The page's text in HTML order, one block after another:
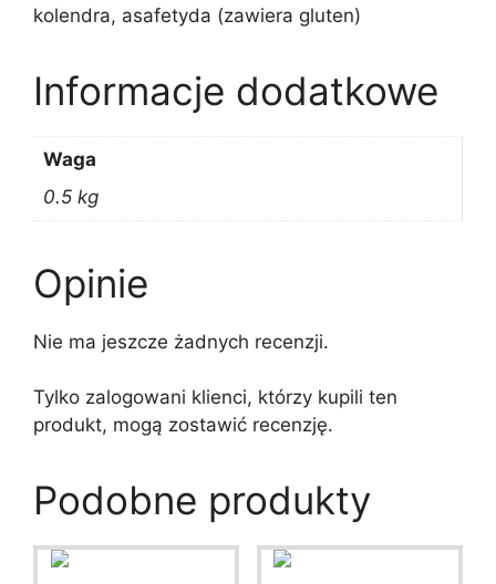
kolendra, asafetyda (zawiera gluten)
Informacje dodatkowe
Waga
0.5 kg
Opinie
Nie ma jeszcze żadnych recenzji.
Tylko zalogowani klienci, którzy kupili ten
produkt, mogą zostawić recenzję.
Podobne produkty